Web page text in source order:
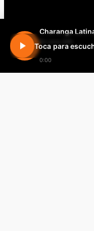
Charanga
En vivo 24h
0:00
Toca para